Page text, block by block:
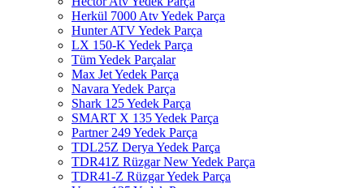
Herkül 7000 Atv Yedek Parça
Hunter ATV Yedek Parça
LX 150-K Yedek Parça
Tüm Yedek Parçalar
Max Jet Yedek Parça
Navara Yedek Parça
Shark 125 Yedek Parça
SMART X 135 Yedek Parça
Partner 249 Yedek Parça
TDL25Z Derya Yedek Parça
TDR41Z Rüzgar New Yedek Parça
TDR41-Z Rüzgar Yedek Parça